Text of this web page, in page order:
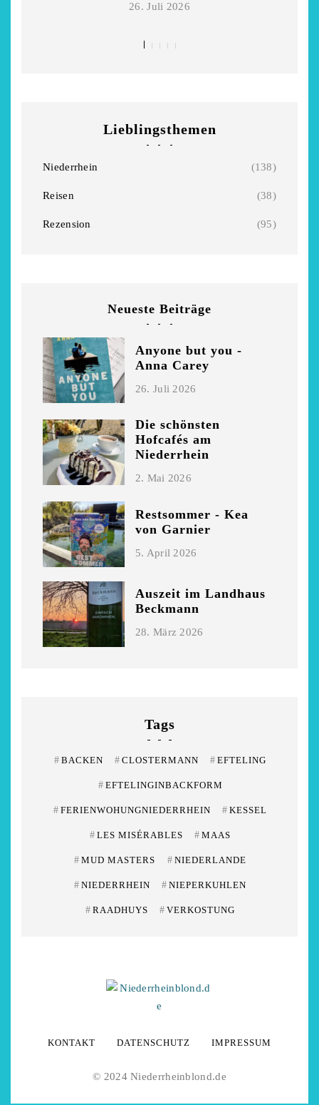
26. Juli 2026
Lieblingsthemen
Niederrhein (138)
Reisen (38)
Rezension (95)
Neueste Beiträge
Anyone but you -
Anna Carey
26. Juli 2026
Die schönsten
Hofcafés am
Niederrhein
2. Mai 2026
Restsommer - Kea
von Garnier
5. April 2026
Auszeit im Landhaus
Beckmann
28. März 2026
Tags
# BACKEN # CLOSTERMANN # EFTELING
# EFTELINGINBACKFORM
# FERIENWOHUNGNIEDERRHEIN # KESSEL
# LES MISÉRABLES # MAAS
# MUD MASTERS # NIEDERLANDE
# NIEDERRHEIN # NIEPERKUHLEN
# RAADHUYS # VERKOSTUNG
KONTAKT DATENSCHUTZ IMPRESSUM
© 2024 Niederrheinblond.de